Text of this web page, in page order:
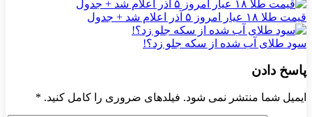
قیمت طلا ۱۸ عیار امروز ۵ آذر اعلام شد + جدول
سود طلای آب شده از سکه جلو زد؟!
پاسخ دادن
ایمیل شما منتشر نمی شود. فیلدهای ضروری را کامل کنید. *